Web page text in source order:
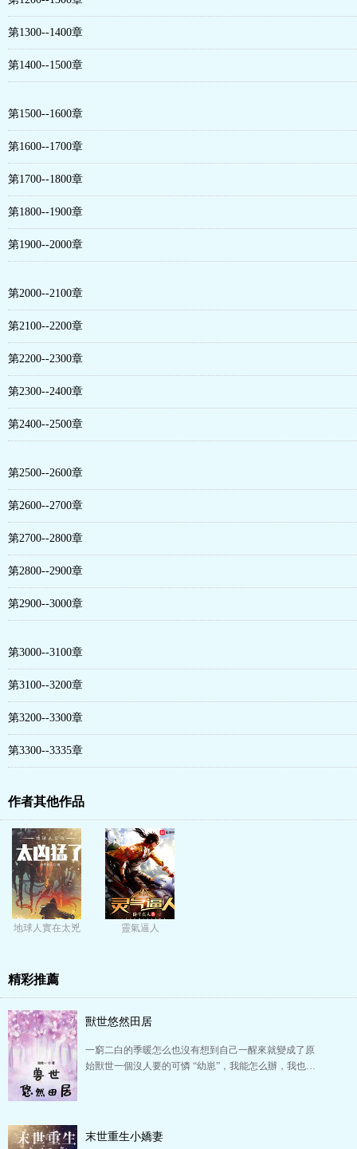
第1300--1400章
第1400--1500章
第1500--1600章
第1600--1700章
第1700--1800章
第1800--1900章
第1900--2000章
第2000--2100章
第2100--2200章
第2200--2300章
第2300--2400章
第2400--2500章
第2500--2600章
第2600--2700章
第2700--2800章
第2800--2900章
第2900--3000章
第3000--3100章
第3100--3200章
第3200--3300章
第3300--3335章
作者其他作品
地球人實在太兇
靈氣逼人
精彩推薦
獸世悠然田居
一窮二白的季暖怎么也沒有想到自己一醒來就變成了原
始獸世一個沒人要的可憐 “幼崽”，我能怎么辦，我也…
末世重生小嬌妻